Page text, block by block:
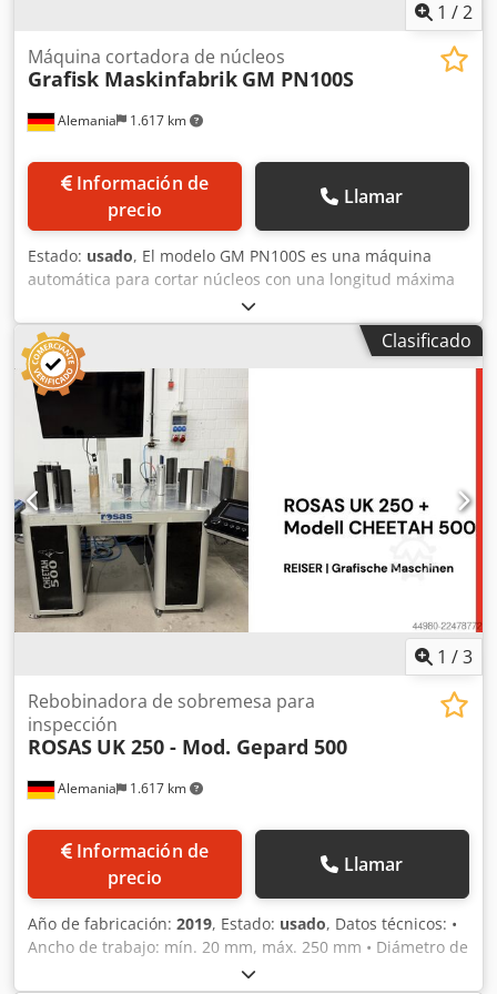
1 /2
Alemania 1.617 km
Máquina cortadora de núcleos
Grafisk Maskinfabrik GM PN100S
Información de
precio
Llamar
Estado: usado, El modelo GM PN100S es una máquina
automática para cortar núcleos con una longitud máxima
de 100 cm. El dispositivo se controla mediante una
pantalla táctil. Grosor máximo de la pared: 10 mm
Diámetro interior del núcleo: 25 mm (1") - 120 mm (4,7")
Dcsdpfx Ajzq U Unsp Ijk
Clasificado
1 /3
Alemania 1.617 km
Rebobinadora de sobremesa para
inspección
ROSAS UK 250 - Mod. Gepard 500
Información de
precio
Llamar
Año de fabricación: 2019, Estado: usado, Datos técnicos: •
Ancho de trabajo: mín. 20 mm, máx. 250 mm • Diámetro de
bobinado: máx. 510 mm • Tamaños de manguitos: mín. 1”